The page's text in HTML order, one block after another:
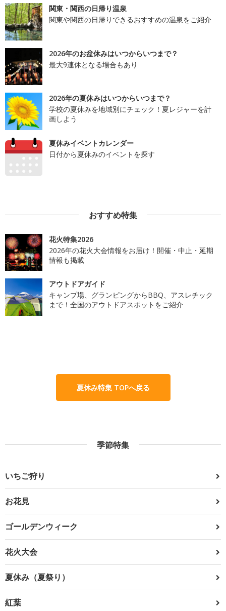
関東・関西の日帰り温泉
関東や関西の日帰りできるおすすめの温泉をご紹介
2026年のお盆休みはいつからいつまで？
最大9連休となる場合もあり
2026年の夏休みはいつからいつまで？
学校の夏休みを地域別にチェック！夏レジャーを計
画しよう
夏休みイベントカレンダー
日付から夏休みのイベントを探す
おすすめ特集
花火特集2026
2026年の花火大会情報をお届け！開催・中止・延期
情報も掲載
アウトドアガイド
キャンプ場、グランピングからBBQ、アスレチック
まで！全国のアウトドアスポットをご紹介
夏休み特集 TOPへ戻る
季節特集
いちご狩り
お花見
ゴールデンウィーク
花火大会
夏休み（夏祭り）
紅葉